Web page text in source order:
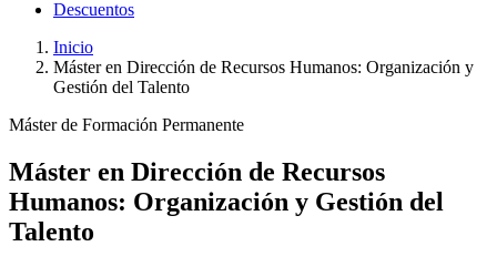
Descuentos
Inicio
Máster en Dirección de Recursos Humanos: Organización y
Gestión del Talento
Máster de Formación Permanente
Máster en Dirección de Recursos
Humanos: Organización y Gestión del
Talento